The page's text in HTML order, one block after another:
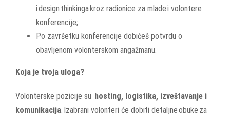
i design thinkinga kroz radionice za mlade i volontere
konferencije;
Po završetku konferencije dobićeš potvrdu o
obavljenom volonterskom angažmanu.
Koja je tvoja uloga?
Volonterske pozicije su hosting, logistika, izveštavanje i
komunikacija. Izabrani volonteri će dobiti detaljne obuke za